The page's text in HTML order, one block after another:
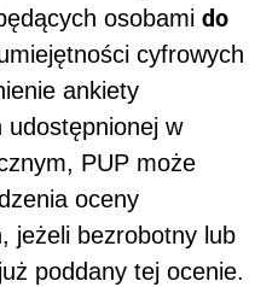
osobami do
cyfrowych
ankiety
udostępnionej w
PUP może
oceny
jeżeli bezrobotny lub
poddany tej ocenie.